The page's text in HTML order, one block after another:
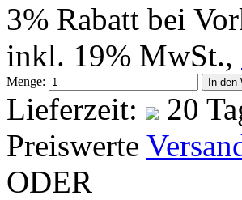
3% Rabatt bei
inkl. 19% MwSt.,
Menge: In den
Lieferzeit:
20
Preiswerte
ODER